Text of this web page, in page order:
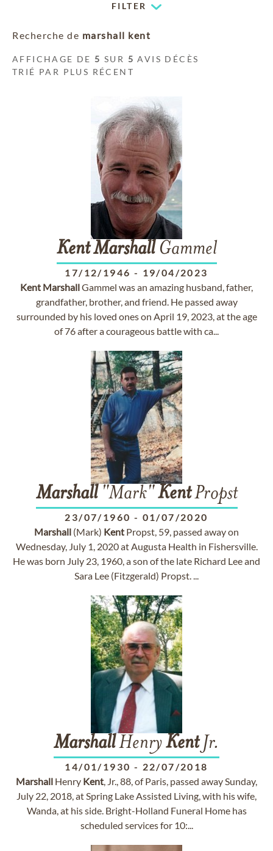
FILTER
Recherche de marshall kent
AFFICHAGE DE 5 SUR 5 AVIS DÉCÈS
TRIÉ PAR PLUS RÉCENT
Kent MarshallGammel
17/12/1946 - 19/04/2023
Kent MarshallGammel was an amazing husband, father,
grandfather, brother, and friend. He passed away
surrounded by his loved ones on April 19, 2023, at the age
of 76 after a courageous battle with ca...
Marshall"Mark"KentPropst
23/07/1960 - 01/07/2020
Marshall (Mark) Kent Propst, 59, passed away on
Wednesday, July 1, 2020 at Augusta Health in Fishersville.
He was born July 23, 1960, a son of the late Richard Lee and
Sara Lee (Fitzgerald) Propst. ...
MarshallHenryKentJr.
14/01/1930 - 22/07/2018
Marshall Henry Kent, Jr., 88, of Paris, passed away Sunday,
July 22, 2018, at Spring Lake Assisted Living, with his wife,
Wanda, at his side. Bright-Holland Funeral Home has
scheduled services for 10:...